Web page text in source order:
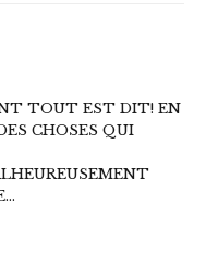
TOUT EST DIT! EN
CHOSES QUI